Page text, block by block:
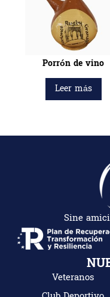
Porrón de vino
Leer más
Sine
Veteranos